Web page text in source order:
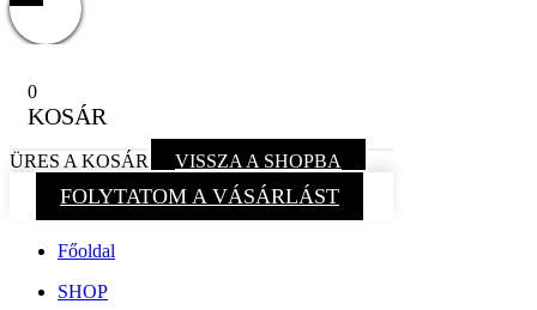
0
KOSÁR
ÜRES A KOSÁR VISSZA A SHOPBA
FOLYTATOM A VÁSÁRLÁST
Főoldal
SHOP